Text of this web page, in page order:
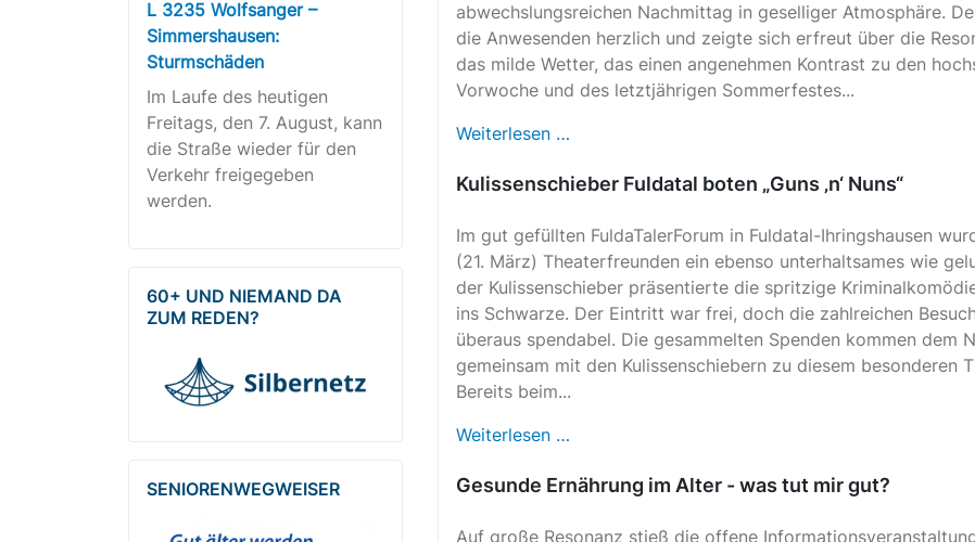
abwechslungsreichen Nachmittag in geselliger Atmosphäre.
die Anwesenden herzlich und zeigte sich erfreut über die
das milde Wetter, das einen angenehmen Kontrast zu den
Vorwoche und des letztjährigen Sommerfestes...
Weiterlesen …
Kulissenschieber Fuldatal boten „Guns ‚n‘ Nuns“
Im gut gefüllten FuldaTalerForum in Fuldatal-Ihringshausen
(21. März) Theaterfreunden ein ebenso unterhaltsames wie
der Kulissenschieber präsentierte die spritzige Kriminalkomödie
ins Schwarze. Der Eintritt war frei, doch die zahlreichen
überaus spendabel. Die gesammelten Spenden kommen dem
gemeinsam mit den Kulissenschiebern zu diesem besonderen
Bereits beim...
Weiterlesen …
Gesunde Ernährung im Alter - was tut mir gut?
Auf große Resonanz stieß die offene
L 3235 Wolfsanger –
Simmershausen:
Sturmschäden
Im Laufe des heutigen
Freitags, den 7. August, kann
die Straße wieder für den
Verkehr freigegeben
werden.
60+ UND NIEMAND DA
ZUM REDEN?
SENIOREN­WEG­WEISER